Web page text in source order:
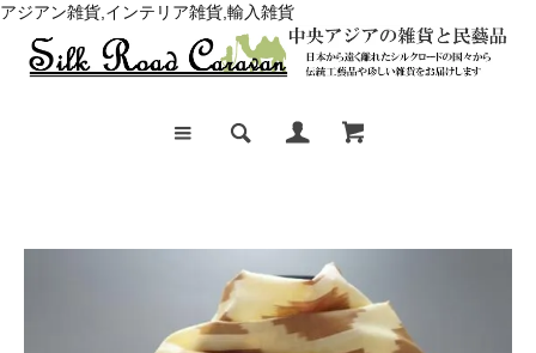
アジアン雑貨,インテリア雑貨,輸入雑貨